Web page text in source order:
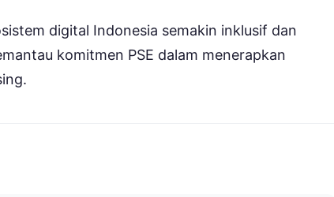
digital Indonesia semakin inklusif dan
komitmen PSE dalam menerapkan